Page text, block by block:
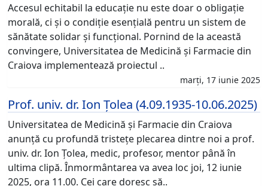
Accesul echitabil la educație nu este doar o obligație
morală, ci și o condiție esențială pentru un sistem de
sănătate solidar și funcțional. Pornind de la această
convingere, Universitatea de Medicină și Farmacie din
Craiova implementează proiectul ..
marți, 17 iunie 2025
Prof. univ. dr. Ion Țolea (4.09.1935-10.06.2025)
Universitatea de Medicină și Farmacie din Craiova
anunță cu profundă tristețe plecarea dintre noi a prof.
univ. dr. Ion Țolea, medic, profesor, mentor până în
ultima clipă. Înmormântarea va avea loc joi, 12 iunie
2025, ora 11.00. Cei care doresc să..